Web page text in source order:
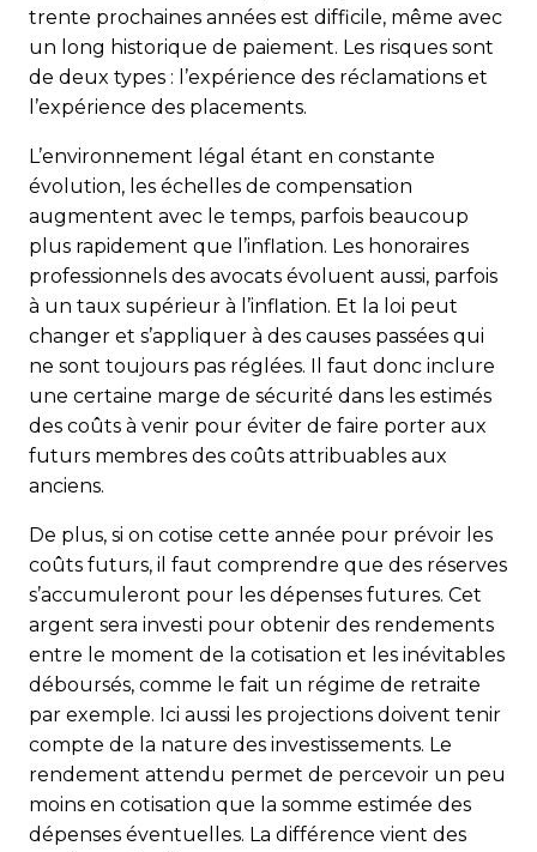
trente prochaines années est difficile, même avec
un long historique de paiement. Les risques sont
de deux types : l’expérience des réclamations et
l’expérience des placements.
L’environnement légal étant en constante
évolution, les échelles de compensation
augmentent avec le temps, parfois beaucoup
plus rapidement que l’inflation. Les honoraires
professionnels des avocats évoluent aussi, parfois
à un taux supérieur à l’inflation. Et la loi peut
changer et s’appliquer à des causes passées qui
ne sont toujours pas réglées. Il faut donc inclure
une certaine marge de sécurité dans les estimés
des coûts à venir pour éviter de faire porter aux
futurs membres des coûts attribuables aux
anciens.
De plus, si on cotise cette année pour prévoir les
coûts futurs, il faut comprendre que des réserves
s’accumuleront pour les dépenses futures. Cet
argent sera investi pour obtenir des rendements
entre le moment de la cotisation et les inévitables
déboursés, comme le fait un régime de retraite
par exemple. Ici aussi les projections doivent tenir
compte de la nature des investissements. Le
rendement attendu permet de percevoir un peu
moins en cotisation que la somme estimée des
dépenses éventuelles. La différence vient des